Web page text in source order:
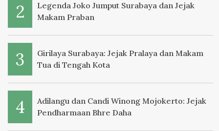
Legenda Joko Jumput Surabaya dan Jejak
Makam Praban
Girilaya Surabaya: Jejak Pralaya dan Makam
Tua di Tengah Kota
Adilangu dan Candi Winong Mojokerto: Jejak
Pendharmaan Bhre Daha